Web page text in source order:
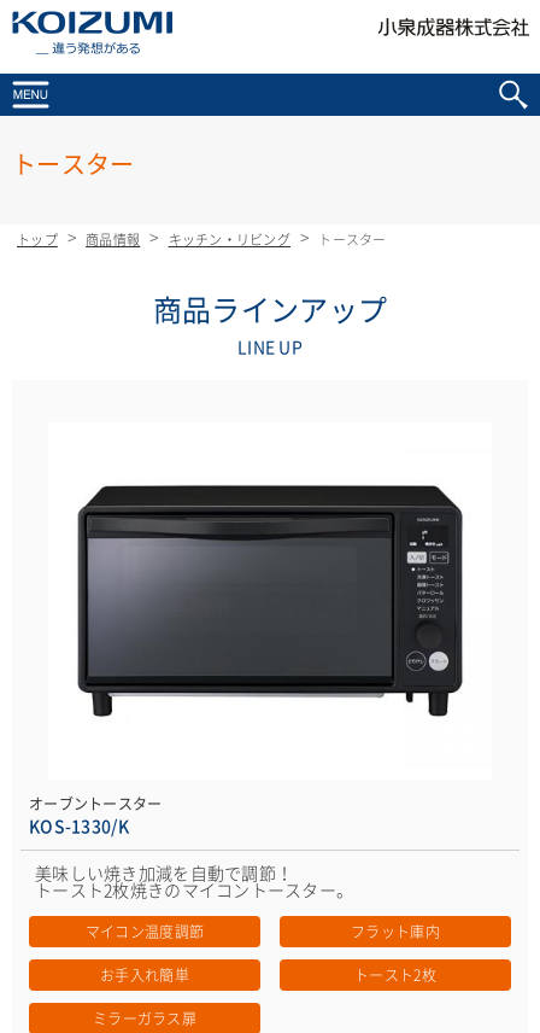
トースター
トップ 商品情報 キッチン・リビング トースター
商品ラインアップ
LINE UP
オーブントースター
KOS-1330/K
美味しい焼き加減を自動で調節！
トースト2枚焼きのマイコントースター。
マイコン温度調節 フラット庫内
お手入れ簡単 トースト2枚
ミラーガラス扉